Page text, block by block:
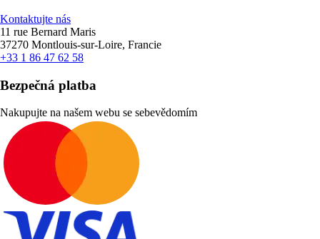
Kontaktujte nás
11 rue Bernard Maris
37270 Montlouis-sur-Loire, Francie
+33 1 86 47 62 58
Bezpečná platba
Nakupujte na našem webu se sebevědomím